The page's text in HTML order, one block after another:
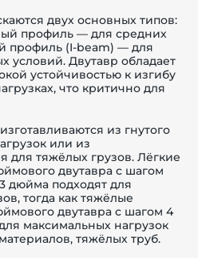
двух основных типов:
профиль — для средних
профиль (I-beam) — для
условий. Двутавр обладает
устойчивостью к изгибу
что критично для
из гнутого
или из
для тяжёлых грузов. Лёгкие
двутавра с шагом
дюйма подходят для
тогда как тяжёлые
двутавра с шагом 4
максимальных нагрузок
тяжёлых труб.